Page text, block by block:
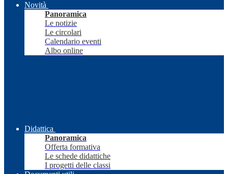
Novità
Panoramica
Le notizie
Le circolari
Calendario eventi
Albo online
Didattica
Panoramica
Offerta formativa
Le schede didattiche
I progetti delle classi